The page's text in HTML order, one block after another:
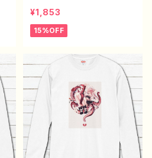
ズ レディース おしゃ
れ おすすめ 個性的 面
白い ユニーク 人気 イ
リエイター オリジナル デ
ザイン グッズ 長袖Tシャ
ツ ロングTシャツ ロンT
タイトル：デザインロンT
シャツ №644 J1-9
¥1,853
15%OFF